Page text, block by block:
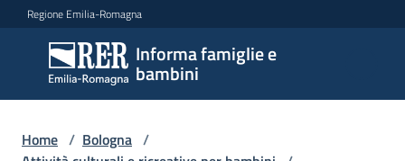
Vai al contenuto
Vai alla navigazione
Vai al footer
Regione Emilia-Romagna
Informa famiglie e
bambini
Informa
famiglie
e
bambini
Home / Bologna /